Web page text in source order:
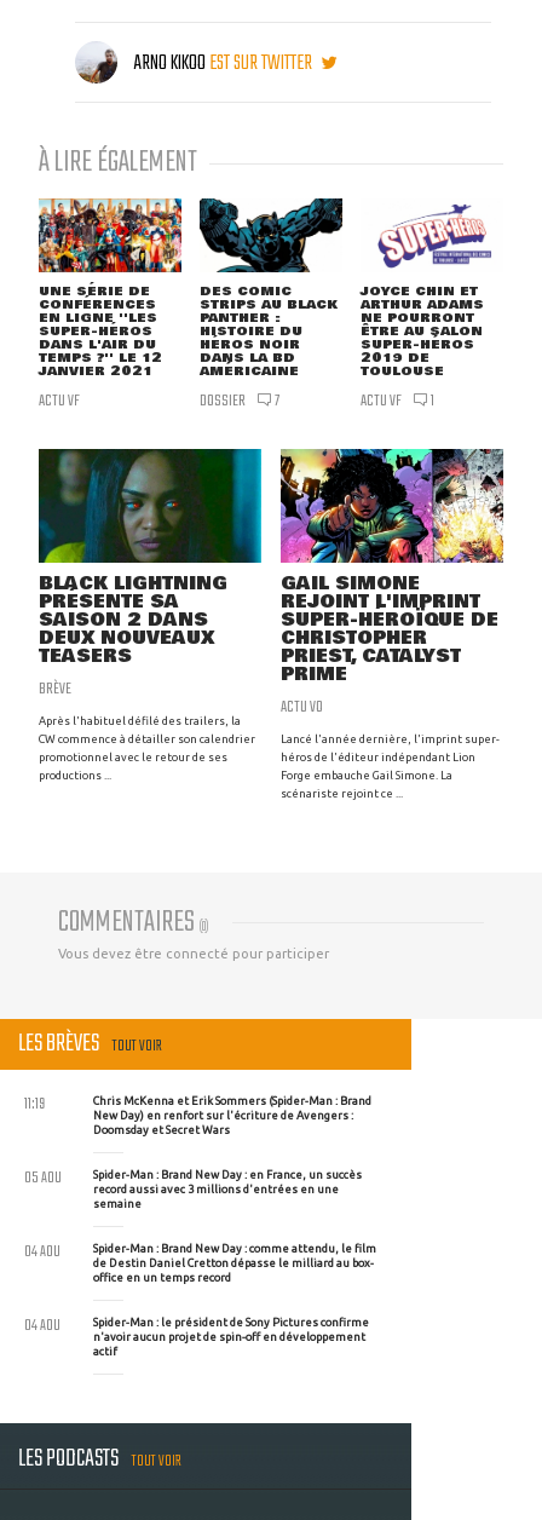
ARNO KIKOOEST SUR TWITTER
À LIRE ÉGALEMENT
UNE SÉRIE DE
CONFÉRENCES
EN LIGNE ''LES
SUPER-HÉROS
DANS L'AIR DU
TEMPS ?'' LE 12
JANVIER 2021
ACTU VF
DES COMIC
STRIPS AU BLACK
PANTHER :
HISTOIRE DU
HÉROS NOIR
DANS LA BD
AMÉRICAINE
DOSSIER 7
JOYCE CHIN ET
ARTHUR ADAMS
NE POURRONT
ÊTRE AU SALON
SUPER-HÉROS
2019 DE
TOULOUSE
ACTU VF 1
BLACK LIGHTNING
PRÉSENTE SA
SAISON 2 DANS
DEUX NOUVEAUX
TEASERS
BRÈVE
Après l'habituel défilé des trailers, la
CW commence à détailler son calendrier
promotionnel avec le retour de ses
productions ...
GAIL SIMONE
REJOINT L'IMPRINT
SUPER-HÉROÏQUE DE
CHRISTOPHER
PRIEST, CATALYST
PRIME
ACTU VO
Lancé l'année dernière, l'imprint super-
héros de l'éditeur indépendant Lion
Forge embauche Gail Simone. La
scénariste rejoint ce ...
COMMENTAIRES (0)
Vous devez être connecté pour participer
LES BRÈVES TOUT VOIR
Chris McKenna et Erik Sommers (Spider-Man : Brand
New Day) en renfort sur l'écriture de Avengers :
Doomsday et Secret Wars
11:19
Spider-Man : Brand New Day : en France, un succès
record aussi avec 3 millions d'entrées en une
semaine
05 AOU
Spider-Man : Brand New Day : comme attendu, le film
de Destin Daniel Cretton dépasse le milliard au box-
office en un temps record
04 AOU
Spider-Man : le président de Sony Pictures confirme
n'avoir aucun projet de spin-off en développement
actif
04 AOU
LES PODCASTS TOUT VOIR